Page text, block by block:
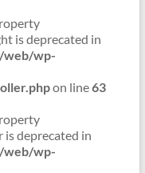
is deprecated in
web/wp-
on line63
is deprecated in
web/wp-